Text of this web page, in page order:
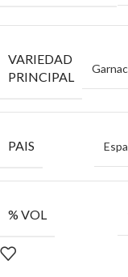
VARIEDAD
PRINCIPAL
PAIS
% VOL